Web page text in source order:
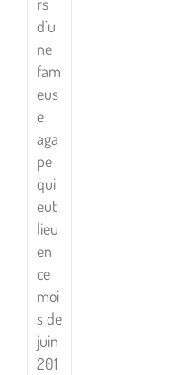
d’u
ne
fam
eus
e
aga
pe
qui
eut
lieu
en
ce
moi
s de
juin
201